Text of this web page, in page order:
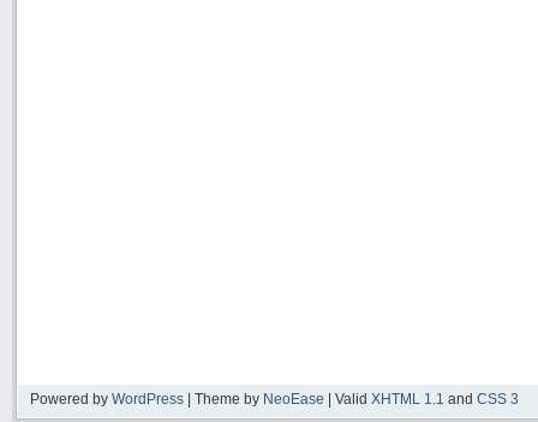
Powered by WordPress | Theme by NeoEase | Valid XHTML 1.1 and CSS 3